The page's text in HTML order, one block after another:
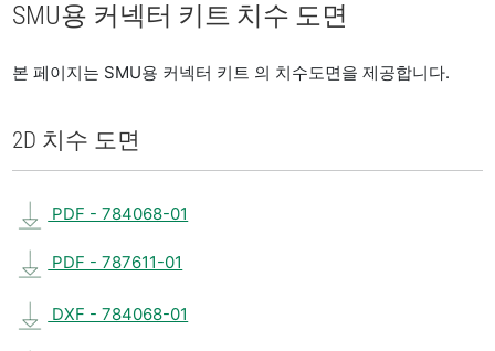
아
가
SMU용 커넥터 키트 치수 도면
본 페이지는 SMU용 커넥터 키트 의 치수도면을 제공합니다.
2D 치수 도면
PDF - 784068-01
PDF - 787611-01
DXF - 784068-01